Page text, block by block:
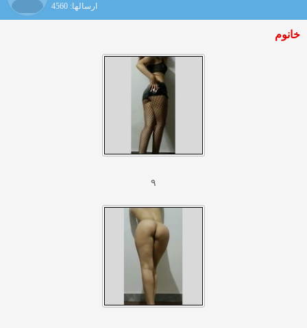
ارسالها: 4560
خانوم
۹